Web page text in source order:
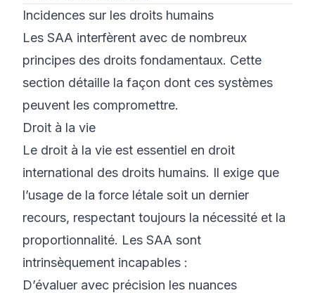
Incidences sur les droits humains
Les SAA interfèrent avec de nombreux
principes des droits fondamentaux. Cette
section détaille la façon dont ces systèmes
peuvent les compromettre.
Droit à la vie
Le droit à la vie est essentiel en droit
international des droits humains. Il exige que
l’usage de la force létale soit un dernier
recours, respectant toujours la nécessité et la
proportionnalité. Les SAA sont
intrinsèquement incapables :
D’évaluer avec précision les nuances